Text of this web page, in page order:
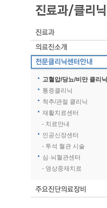
고혈압/당뇨/비만 클리닉
통증클리닉
척추/관절 클리닉
재활치료센터
- 치료안내
인공신장센터
- 투석 혈관 시술
심·뇌혈관센터
- 영상중재치료